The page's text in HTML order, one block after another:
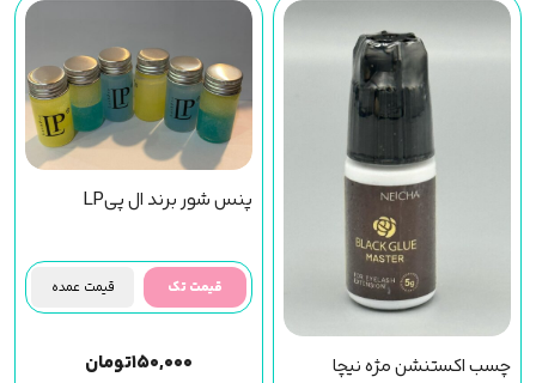
چسب اکستنشن مژه نیچا
پنس شور برند ال پیLP
قیمت تک قیمت عمده
۱۵۰,۰۰۰تومان